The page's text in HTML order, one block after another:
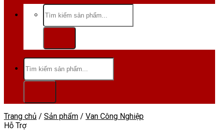
Tìm
kiếm:
Tìm
kiếm:
Trang chủ / Sản phẩm / Van Công Nghiệp
Hỗ Trợ